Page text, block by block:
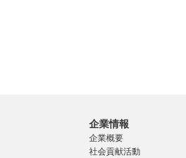
企業情報
企業概要
社会貢献活動